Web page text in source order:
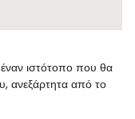
ιστότοπο που θα
ανεξάρτητα από το